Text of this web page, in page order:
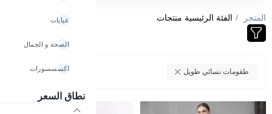
المتجر الفئة الرئيسية منتجات عبايات
الصحة و الجمال
اكسسسورات
نطاق السعر
طقومات نسائي طويل امسح الكل